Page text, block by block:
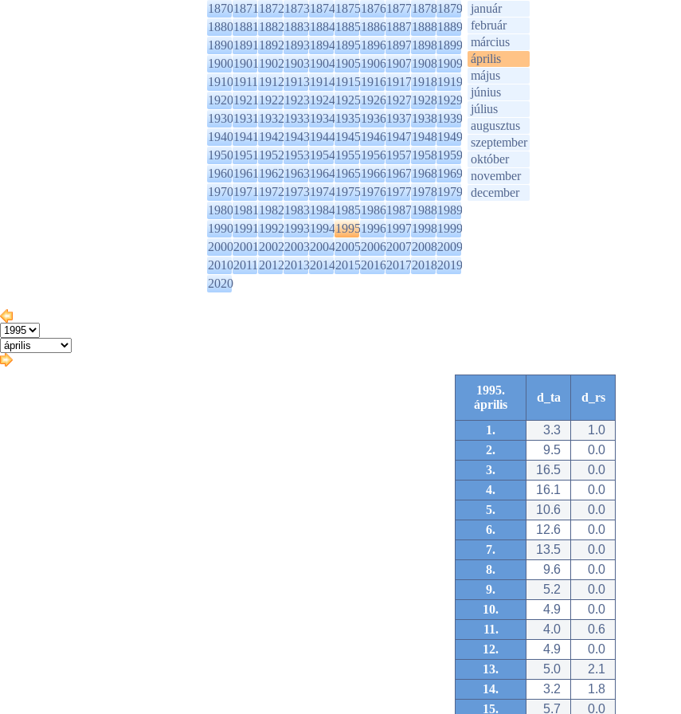
1870187118721873187418751876187718781879
1880188118821883188418851886188718881889
1890189118921893189418951896189718981899
1900190119021903190419051906190719081909
1910191119121913191419151916191719181919
1920192119221923192419251926192719281929
1930193119321933193419351936193719381939
1940194119421943194419451946194719481949
1950195119521953195419551956195719581959
1960196119621963196419651966196719681969
1970197119721973197419751976197719781979
1980198119821983198419851986198719881989
1990199119921993199419951996199719981999
2000200120022003200420052006200720082009
2010201120122013201420152016201720182019
2020
január
február
március
április
május
június
július
augusztus
szeptember
október
november
december
1995.
április
d_ta d_rs
1. 3.3
1.0
2.
9.5
0.0
3.
16.5
0.0
4.
16.1
0.0
5.
10.6
0.0
6.
12.6
0.0
7.
13.5
0.0
8.
9.6
0.0
9.
5.2
0.0
10.
4.9
0.0
11.
4.0
0.6
12.
4.9
0.0
13.
5.0
2.1
14.
3.2
1.8
15.
5.7 0.0